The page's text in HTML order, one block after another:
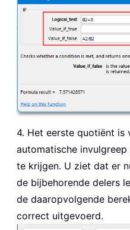
4. Het eerste quotiënt is
automatische
te krijgen. U ziet dat er
de bijbehorende delers
de daaropvolgende
correct uitgevoerd.